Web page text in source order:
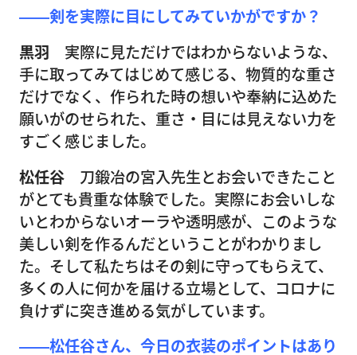
――剣を実際に目にしてみていかがですか？
黒羽 実際に見ただけではわからないような、
手に取ってみてはじめて感じる、物質的な重さ
だけでなく、作られた時の想いや奉納に込めた
願いがのせられた、重さ・目には見えない力を
すごく感じました。
松任谷 刀鍛冶の宮入先生とお会いできたこと
がとても貴重な体験でした。実際にお会いしな
いとわからないオーラや透明感が、このような
美しい剣を作るんだということがわかりまし
た。そして私たちはその剣に守ってもらえて、
多くの人に何かを届ける立場として、コロナに
負けずに突き進める気がしています。
――松任谷さん、今日の衣装のポイントはあり